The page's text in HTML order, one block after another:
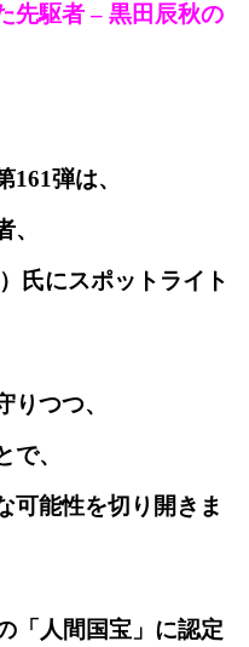
先駆者 – 黒田辰秋の
弾は、
氏にスポットライト
つつ、
、
可能性を切り開きま
「人間国宝」に認定